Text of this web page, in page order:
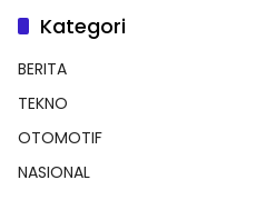
Kategori
BERITA
TEKNO
OTOMOTIF
NASIONAL